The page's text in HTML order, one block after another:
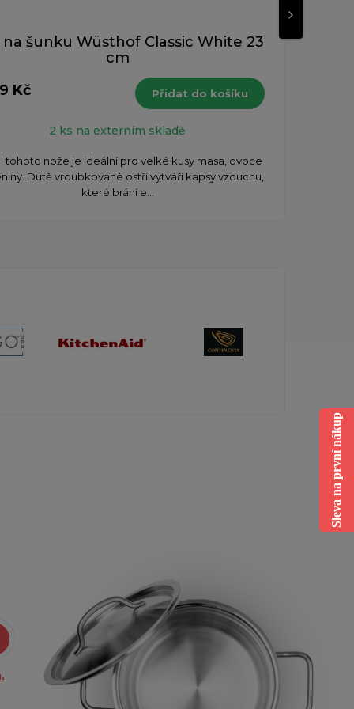
na šunku Wüsthof Classic White 23
cm
Kč
Přidat do košíku
2 ks na externím skladě
tohoto nože je ideální pro velké kusy masa, ovoce
Dutě vroubkované ostří vytváří kapsy vzduchu,
které brání e...
Sleva na první nákup